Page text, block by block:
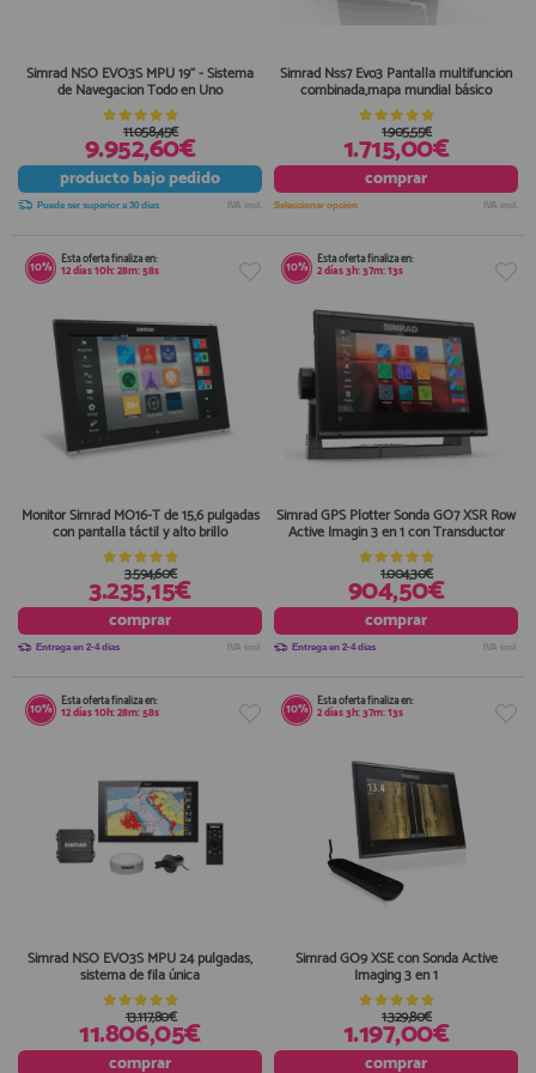
Simrad NSO EVO3S MPU 19'' - Sistema
de Navegacion Todo en Uno
9.952,60€
11.058,45€
productobajo pedido
Puede ser superior a 30 días IVA incl.
Simrad Nss7 Evo3 Pantalla multifunción
combinada,mapa mundial básico
1.715,00€
1.905,55€
comprar
Seleccionar opción IVA incl.
10% Esta oferta finaliza en:
12días10h:28m:58s
Monitor Simrad MO16-T de 15,6 pulgadas
con pantalla táctil y alto brillo
3.235,15€
3.594,60€
comprar
Entrega en 2-4 días IVA incl.
10% Esta oferta finaliza en:
2días3h:37m:13s
Simrad GPS Plotter Sonda GO7 XSR Row
Active Imagin 3 en 1 con Transductor
904,50€
1.004,30€
comprar
Entrega en 2-4 días IVA incl.
10% Esta oferta finaliza en:
12días10h:28m:58s
Simrad NSO EVO3S MPU 24 pulgadas,
sistema de fila única
11.806,05€
13.117,80€
comprar
10% Esta oferta finaliza en:
2días3h:37m:13s
Simrad GO9 XSE con Sonda Active
Imaging 3 en 1
1.197,00€
1.329,80€
comprar